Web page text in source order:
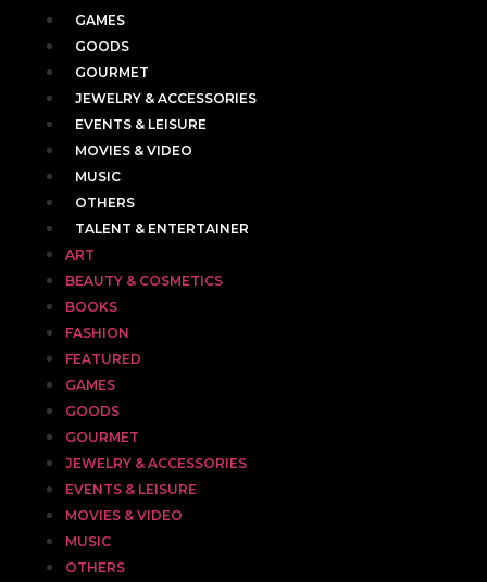
GAMES
GOODS
GOURMET
JEWELRY & ACCESSORIES
EVENTS & LEISURE
MOVIES & VIDEO
MUSIC
OTHERS
TALENT & ENTERTAINER
ART
BEAUTY & COSMETICS
BOOKS
FASHION
FEATURED
GAMES
GOODS
GOURMET
JEWELRY & ACCESSORIES
EVENTS & LEISURE
MOVIES & VIDEO
MUSIC
OTHERS